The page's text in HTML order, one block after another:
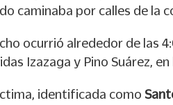
caminaba por calles de la
ocurrió alrededor de las
Izazaga y Pino Suárez,
identificada como